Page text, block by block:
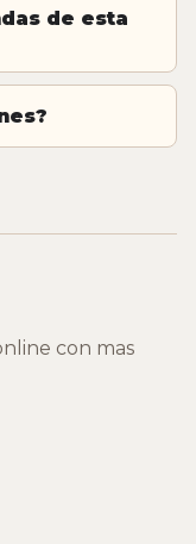
de esta
con mas